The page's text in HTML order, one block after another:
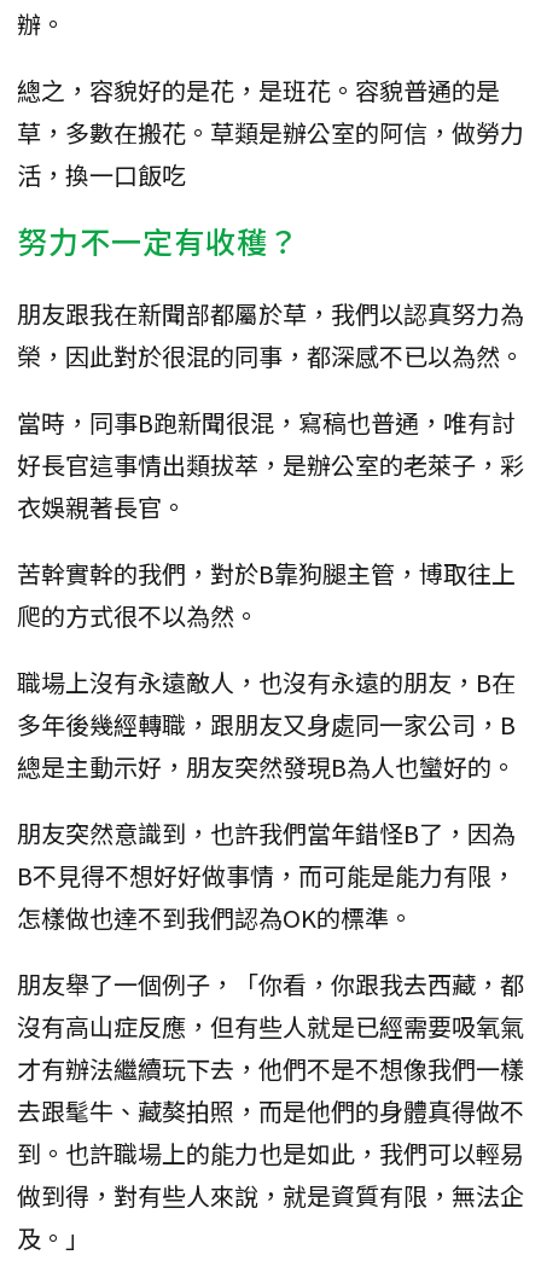
辦。
總之，容貌好的是花，是班花。容貌普通的是
草，多數在搬花。草類是辦公室的阿信，做勞力
活，換一口飯吃
努力不一定有收穫？
朋友跟我在新聞部都屬於草，我們以認真努力為
榮，因此對於很混的同事，都深感不已以為然。
當時，同事B跑新聞很混，寫稿也普通，唯有討
好長官這事情出類拔萃，是辦公室的老萊子，彩
衣娛親著長官。
苦幹實幹的我們，對於B靠狗腿主管，博取往上
爬的方式很不以為然。
職場上沒有永遠敵人，也沒有永遠的朋友，B在
多年後幾經轉職，跟朋友又身處同一家公司，B
總是主動示好，朋友突然發現B為人也蠻好的。
朋友突然意識到，也許我們當年錯怪B了，因為
B不見得不想好好做事情，而可能是能力有限，
怎樣做也達不到我們認為OK的標準。
朋友舉了一個例子，「你看，你跟我去西藏，都
沒有高山症反應，但有些人就是已經需要吸氧氣
才有辦法繼續玩下去，他們不是不想像我們一樣
去跟髦牛、藏獒拍照，而是他們的身體真得做不
到。也許職場上的能力也是如此，我們可以輕易
做到得，對有些人來說，就是資質有限，無法企
及。」